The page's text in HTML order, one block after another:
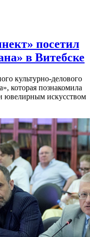
посетил
в Витебске
культурно-делового
которая познакомила
ювелирным искусством